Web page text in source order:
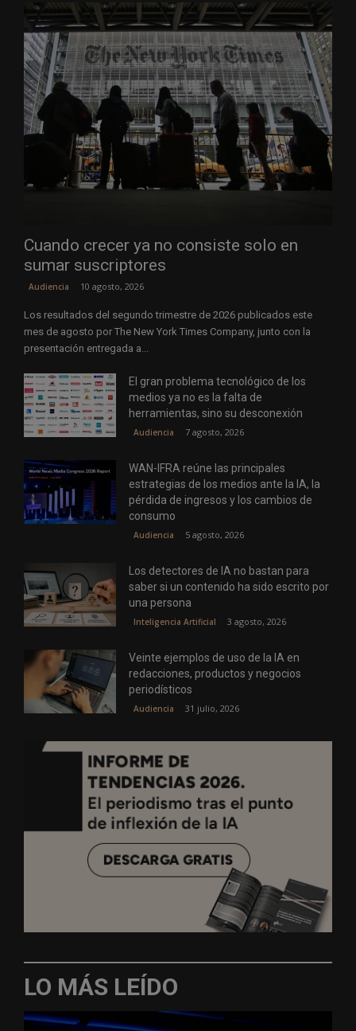
Cuando crecer ya no consiste solo en
sumar suscriptores
Audiencia 10 agosto, 2026
Los resultados del segundo trimestre de 2026 publicados este
mes de agosto por The New York Times Company, junto con la
presentación entregada a...
El gran problema tecnológico de los
medios ya no es la falta de
herramientas, sino su desconexión
Audiencia 7 agosto, 2026
WAN-IFRA reúne las principales
estrategias de los medios ante la IA, la
pérdida de ingresos y los cambios de
consumo
Audiencia 5 agosto, 2026
Los detectores de IA no bastan para
saber si un contenido ha sido escrito por
una persona
Inteligencia Artificial 3 agosto, 2026
Veinte ejemplos de uso de la IA en
redacciones, productos y negocios
periodísticos
Audiencia 31 julio, 2026
LO MÁS LEÍDO